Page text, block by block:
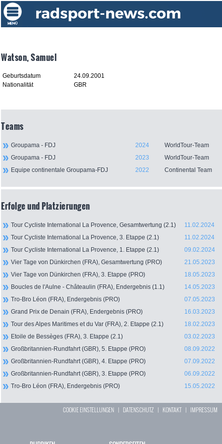
Watson, Samuel
Geburtsdatum
24.09.2001
Nationalität
GBR
Teams
Groupama - FDJ 2024
WorldTour-Team
Groupama - FDJ
2023
WorldTour-Team
Equipe continentale Groupama-FDJ
2022 Continental Team
Erfolge und Platzierungen
Tour Cycliste International La Provence, Gesamtwertung (2.1)
11.02.2024
Tour Cycliste International La Provence, 3. Etappe (2.1)
11.02.2024
Tour Cycliste International La Provence, 1. Etappe (2.1)
09.02.2024
Vier Tage von Dünkirchen (FRA), Gesamtwertung (PRO)
21.05.2023
Vier Tage von Dünkirchen (FRA), 3. Etappe (PRO)
18.05.2023
Boucles de l'Aulne - Châteaulin (FRA), Endergebnis (1.1)
14.05.2023
Tro-Bro Léon (FRA), Endergebnis (PRO)
07.05.2023
Grand Prix de Denain (FRA), Endergebnis (PRO)
16.03.2023
Tour des Alpes Maritimes et du Var (FRA), 2. Etappe (2.1)
18.02.2023
Etoile de Bessèges (FRA), 3. Etappe (2.1)
03.02.2023
Großbritannien-Rundfahrt (GBR), 5. Etappe (PRO)
08.09.2022
Großbritannien-Rundfahrt (GBR), 4. Etappe (PRO)
07.09.2022
Großbritannien-Rundfahrt (GBR), 3. Etappe (PRO)
06.09.2022
Tro-Bro Léon (FRA), Endergebnis (PRO)
15.05.2022
COOKIE EINSTELLUNGEN | DATENSCHUTZ | KONTAKT| IMPRESSUM